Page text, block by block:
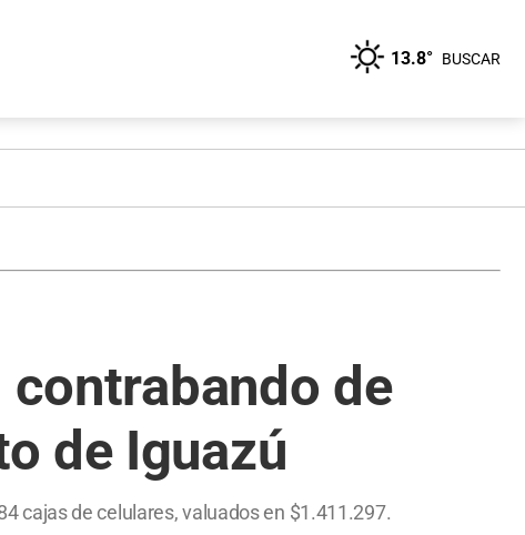
13.8° BUSCAR
de
de Iguazú
cajas de celulares, valuados en $1.411.297.